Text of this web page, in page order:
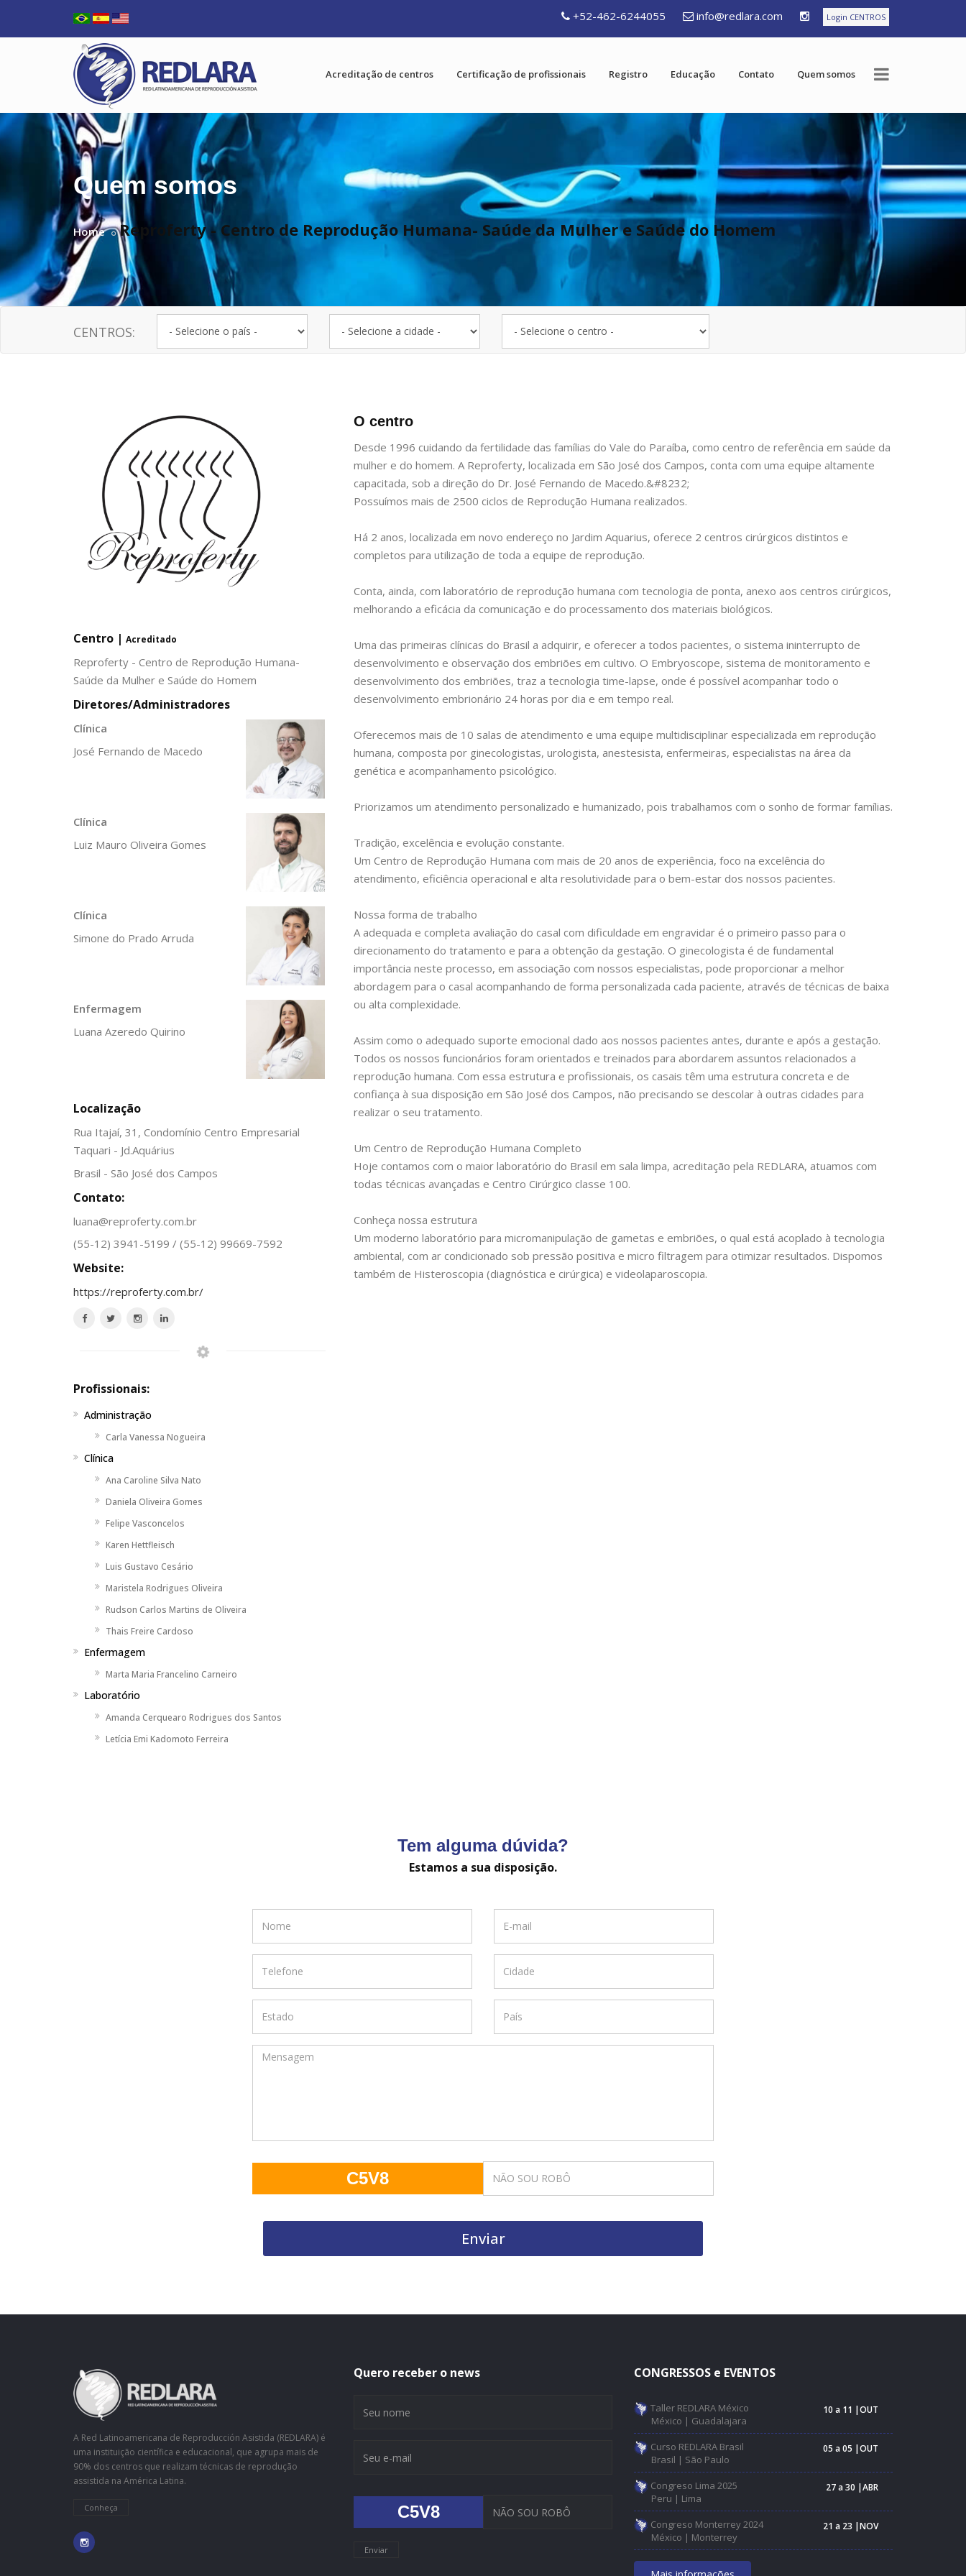
+52-462-6244055 info@redlara.com Login CENTROS
Acreditação de centros Certificação de profissionais Registro Educação Contato Quem somos
Quem somos
Home Reproferty - Centro de Reprodução Humana- Saúde da Mulher e Saúde do Homem
CENTROS:
Centro | Acreditado
Reproferty - Centro de Reprodução Humana-
Saúde da Mulher e Saúde do Homem
Diretores/Administradores
Clínica
José Fernando de Macedo
Clínica
Luiz Mauro Oliveira Gomes
Clínica
Simone do Prado Arruda
Enfermagem
Luana Azeredo Quirino
Localização
Rua Itajaí, 31, Condomínio Centro Empresarial
Taquari - Jd.Aquárius
Brasil - São José dos Campos
Contato:
luana@reproferty.com.br
(55-12) 3941-5199 / (55-12) 99669-7592
Website:
https://reproferty.com.br/
Profissionais:
Administração
Carla Vanessa Nogueira
Clínica
Ana Caroline Silva Nato
Daniela Oliveira Gomes
Felipe Vasconcelos
Karen Hettfleisch
Luis Gustavo Cesário
Maristela Rodrigues Oliveira
Rudson Carlos Martins de Oliveira
Thais Freire Cardoso
Enfermagem
Marta Maria Francelino Carneiro
Laboratório
Amanda Cerquearo Rodrigues dos Santos
Letícia Emi Kadomoto Ferreira
O centro
Desde 1996 cuidando da fertilidade das famílias do Vale do Paraíba, como centro de referência em saúde da
mulher e do homem. A Reproferty, localizada em São José dos Campos, conta com uma equipe altamente
capacitada, sob a direção do Dr. José Fernando de Macedo.&#8232;
Possuímos mais de 2500 ciclos de Reprodução Humana realizados.
Há 2 anos, localizada em novo endereço no Jardim Aquarius, oferece 2 centros cirúrgicos distintos e
completos para utilização de toda a equipe de reprodução.
Conta, ainda, com laboratório de reprodução humana com tecnologia de ponta, anexo aos centros cirúrgicos,
melhorando a eficácia da comunicação e do processamento dos materiais biológicos.
Uma das primeiras clínicas do Brasil a adquirir, e oferecer a todos pacientes, o sistema ininterrupto de
desenvolvimento e observação dos embriões em cultivo. O Embryoscope, sistema de monitoramento e
desenvolvimento dos embriões, traz a tecnologia time-lapse, onde é possível acompanhar todo o
desenvolvimento embrionário 24 horas por dia e em tempo real.
Oferecemos mais de 10 salas de atendimento e uma equipe multidisciplinar especializada em reprodução
humana, composta por ginecologistas, urologista, anestesista, enfermeiras, especialistas na área da
genética e acompanhamento psicológico.
Priorizamos um atendimento personalizado e humanizado, pois trabalhamos com o sonho de formar famílias.
Tradição, excelência e evolução constante.
Um Centro de Reprodução Humana com mais de 20 anos de experiência, foco na excelência do
atendimento, eficiência operacional e alta resolutividade para o bem-estar dos nossos pacientes.
Nossa forma de trabalho
A adequada e completa avaliação do casal com dificuldade em engravidar é o primeiro passo para o
direcionamento do tratamento e para a obtenção da gestação. O ginecologista é de fundamental
importância neste processo, em associação com nossos especialistas, pode proporcionar a melhor
abordagem para o casal acompanhando de forma personalizada cada paciente, através de técnicas de baixa
ou alta complexidade.
Assim como o adequado suporte emocional dado aos nossos pacientes antes, durante e após a gestação.
Todos os nossos funcionários foram orientados e treinados para abordarem assuntos relacionados a
reprodução humana. Com essa estrutura e profissionais, os casais têm uma estrutura concreta e de
confiança à sua disposição em São José dos Campos, não precisando se descolar à outras cidades para
realizar o seu tratamento.
Um Centro de Reprodução Humana Completo
Hoje contamos com o maior laboratório do Brasil em sala limpa, acreditação pela REDLARA, atuamos com
todas técnicas avançadas e Centro Cirúrgico classe 100.
Conheça nossa estrutura
Um moderno laboratório para micromanipulação de gametas e embriões, o qual está acoplado à tecnologia
ambiental, com ar condicionado sob pressão positiva e micro filtragem para otimizar resultados. Dispomos
também de Histeroscopia (diagnóstica e cirúrgica) e videolaparoscopia.
Tem alguma dúvida?
Estamos a sua disposição.
C5V8
Enviar
A Red Latinoamericana de Reproducción Asistida (REDLARA) é
uma instituição científica e educacional, que agrupa mais de
90% dos centros que realizam técnicas de reprodução
assistida na América Latina.
Conheça
Quero receber o news
C5V8
Enviar
CONGRESSOS e EVENTOS
Taller REDLARA México
México | Guadalajara
10 a 11 |OUT
Curso REDLARA Brasil
Brasil | São Paulo
05 a 05 |OUT
Congreso Lima 2025
Peru | Lima
27 a 30 |ABR
Congreso Monterrey 2024
México | Monterrey
21 a 23 |NOV